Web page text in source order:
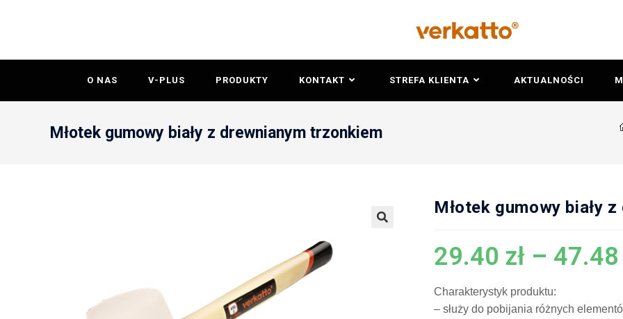
O NAS V-PLUS PRODUKTY KONTAKT STREFA KLIENTA AKTUALNOŚCI
Młotek gumowy biały z drewnianym trzonkiem
Młotek gumowy biały
29.40 zł – 47.48
Charakterystyk produktu:
– służy do pobijania różnych